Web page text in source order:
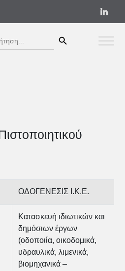
ΟΔΟΓΕΝΕΣΙΣ Ι.Κ.Ε.
Κατασκευή ιδιωτικών και
δημόσιων έργων
(οδοποιία, οικοδομικά,
υδραυλικά, λιμενικά,
βιομηχανικά –